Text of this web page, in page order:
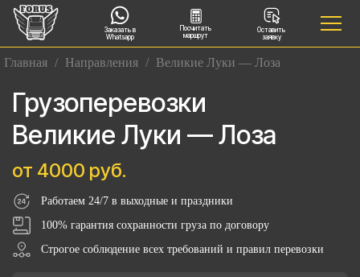
Заказать в
Whatsapp
Посчитать
маршрут
Оставить
заявку
Главная / Направления / Великие Луки — Лоза
Грузоперевозки
Великие Луки — Лоза
от 4000 руб.
Работаем 24/7 в выходные и праздники
100% гарантия сохранности груза по договору
Строгое соблюдение всех требований и правил перевозки